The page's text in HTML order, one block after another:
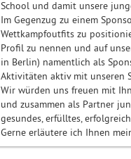
School und damit unsere
Im Gegenzug zu einem
Wettkampfoutfits zu
Profil zu nennen und auf
in Berlin) namentlich als
Aktivitäten aktiv mit unseren
Wir würden uns freuen mit
und zusammen als Partner
gesundes, erfülltes,
Gerne erläutere ich Ihnen